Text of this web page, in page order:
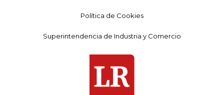
Política de Cookies
Superintendencia de Industria y Comercio